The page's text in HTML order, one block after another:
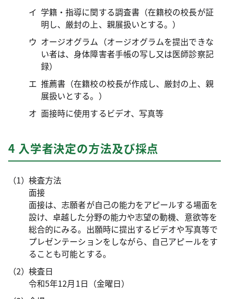
学籍・指導に関する調査書（在籍校の校長が証
明し、厳封の上、親展扱いとする。）
オージオグラム（オージオグラムを提出できな
い者は、身体障害者手帳の写し又は医師診察記
録）
推薦書（在籍校の校長が作成し、厳封の上、親
展扱いとする。）
面接時に使用するビデオ、写真等
4 入学者決定の方法及び採点
検査方法
面接
面接は、志願者が自己の能力をアピールする場面を
設け、卓越した分野の能力や志望の動機、意欲等を
総合的にみる。出願時に提出するビデオや写真等で
プレゼンテーションをしながら、自己アピールをす
ることも可能とする。
検査日
令和5年12月1日（金曜日）